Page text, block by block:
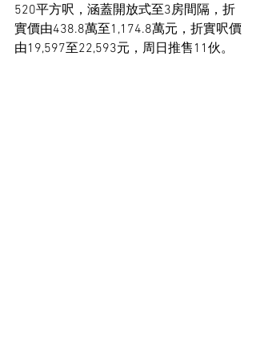
520平方呎，涵蓋開放式至3房間隔，折
實價由438.8萬至1,174.8萬元，折實呎價
由19,597至22,593元，周日推售11伙。